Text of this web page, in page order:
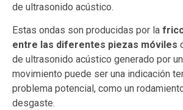
de ultrasonido acústico.
Estas ondas son producidas por la
entre las diferentes piezas móviles
de ultrasonido acústico generado por
movimiento puede ser una indicación
problema potencial, como un
desgaste.